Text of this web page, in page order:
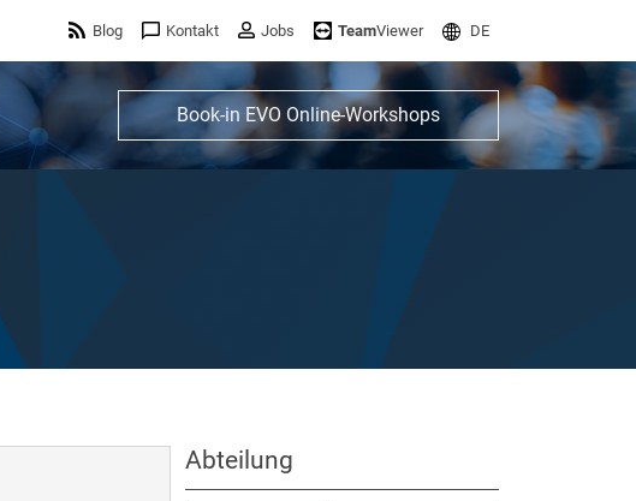
Blog Kontakt Jobs TeamViewer DE
Book-in EVO Online-Workshops
Abteilung